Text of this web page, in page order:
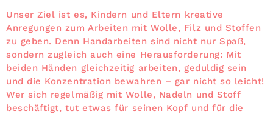
Unser Ziel ist es, Kindern und Eltern kreative
Anregungen zum Arbeiten mit Wolle, Filz und Stoffen
zu geben. Denn Handarbeiten sind nicht nur Spaß,
sondern zugleich auch eine Herausforderung: Mit
beiden Händen gleichzeitig arbeiten, geduldig sein
und die Konzentration bewahren – gar nicht so leicht!
Wer sich regelmäßig mit Wolle, Nadeln und Stoff
beschäftigt, tut etwas für seinen Kopf und für die